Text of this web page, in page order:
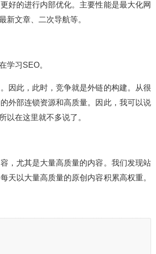
的进行内部优化。主要性能是最大化网
新文章、二次导航等。
习SEO。
此，此时，竞争就是外链的构建。从很
外部连锁资源和高质量。因此，我可以说
以在这里就不多说了。
尤其是大量高质量的内容。我们发现站
天以大量高质量的原创内容积累高权重。